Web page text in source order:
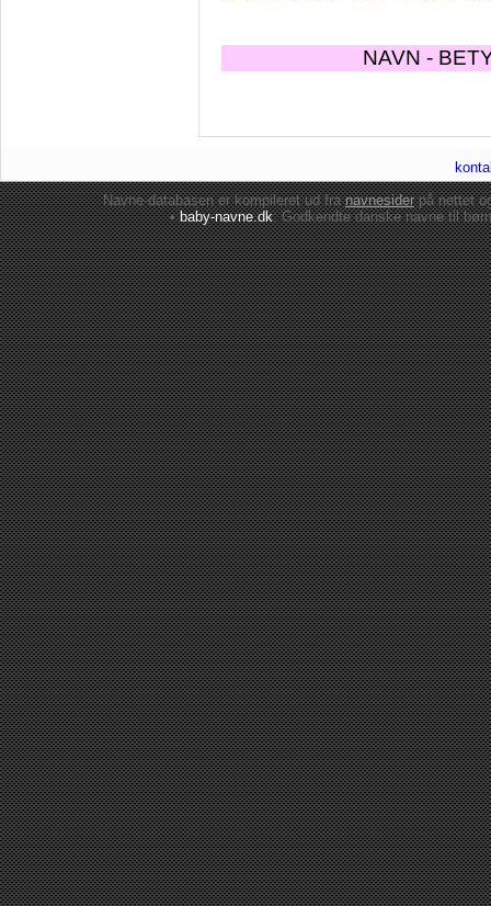
NAVN -
Navne-databasen er kompileret ud franavnesiderpå nettet
•baby-navne.dk: Godkendte danskenavne til børn